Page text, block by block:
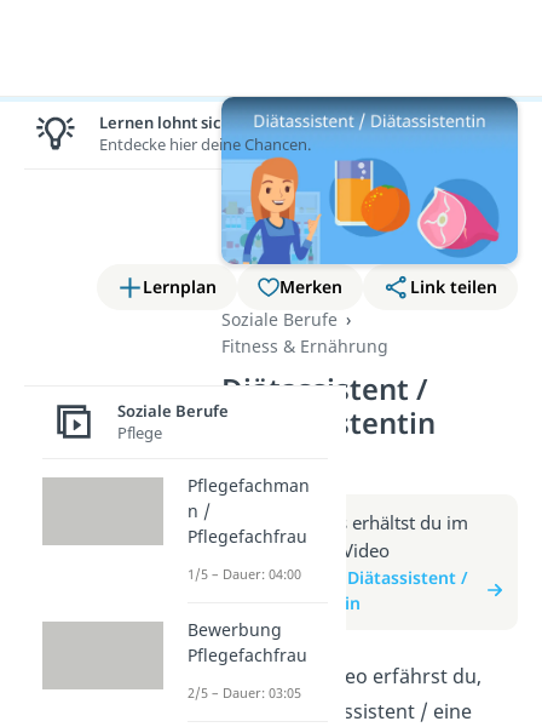
Lernplan Merken
Link teilen
Soziale Berufe
Fitness & Ernährung
Diätassistent /
Diätassistentin
Weitere Infos erhältst du im
Beitrag zum Video
zum Beitrag: Diätassistent /
Diätassistentin
In diesem Video erfährst du,
was ein Diätassistent / eine
Lernen lohnt sich!
Entdecke hier deine Chancen.
Soziale Berufe
Pflege
Pflegefachman
n /
Pflegefachfrau
1/5 – Dauer: 04:00
Bewerbung
Pflegefachfrau
2/5 – Dauer: 03:05